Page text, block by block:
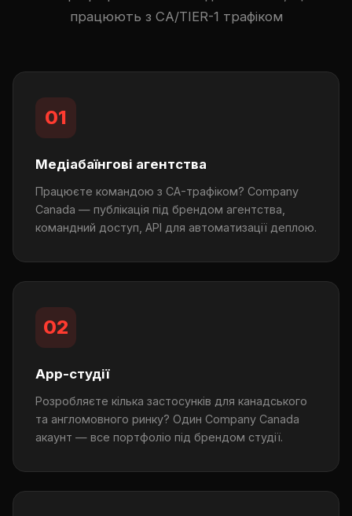
працюють з CA/TIER-1 трафіком
01
Медіабаїнгові агентства
Працюєте командою з CA-трафіком? Company
Canada — публікація під брендом агентства,
командний доступ, API для автоматизації деплою.
02
App-студії
Розробляєте кілька застосунків для канадського
та англомовного ринку? Один Company Canada
акаунт — все портфоліо під брендом студії.